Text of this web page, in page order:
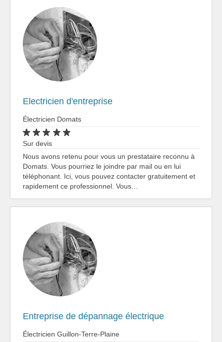
Electricien d'entreprise
Électricien Domats
Sur devis
Nous avons retenu pour vous un prestataire reconnu à
Domats. Vous pourriez le joindre par mail ou en lui
téléphonant. Ici, vous pouvez contacter gratuitement et
rapidement ce professionnel. Vous…
Entreprise de dépannage électrique
Électricien Guillon-Terre-Plaine